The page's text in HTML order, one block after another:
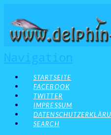
STARTSEITE
FACEBOOK
TWITTER
IMPRESSUM
SEARCH